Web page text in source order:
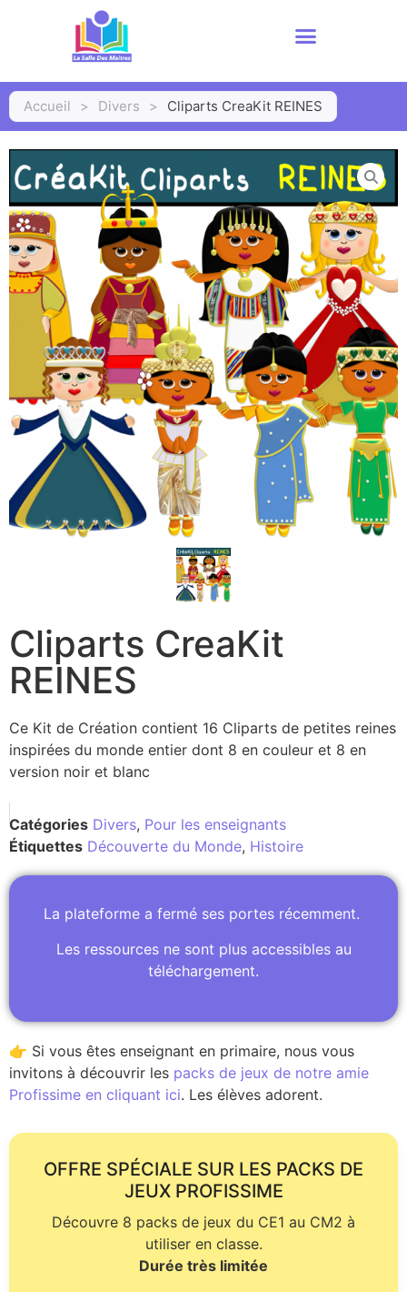
Accueil > Divers > Cliparts CreaKit REINES
Cliparts CreaKit
REINES
Ce Kit de Création contient 16 Cliparts de petites reines
inspirées du monde entier dont 8 en couleur et 8 en
version noir et blanc
Catégories Divers, Pour les enseignants
Étiquettes Découverte du Monde, Histoire
La plateforme a fermé ses portes récemment.
Les ressources ne sont plus accessibles au
téléchargement.
👉 Si vous êtes enseignant en primaire, nous vous
invitons à découvrir les packs de jeux de notre amie
Profissime en cliquant ici. Les élèves adorent.
OFFRE SPÉCIALE SUR LES PACKS DE
JEUX PROFISSIME
Découvre 8 packs de jeux du CE1 au CM2 à
utiliser en classe.
Durée très limitée